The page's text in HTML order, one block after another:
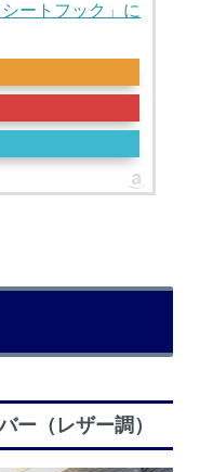
ートフック」に
ー（レザー調）